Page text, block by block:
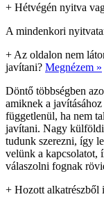
+ Hétvégén nyitva
A mindenkori
+ Az oldalon nem
javítani? Megnézem »
Döntő többségben
amiknek a
függetlenül, ha nem
javítani. Nagy
tudunk szerezni, így
velünk a kapcsolatot,
válaszolni fognak
+ Hozott alkatrészből